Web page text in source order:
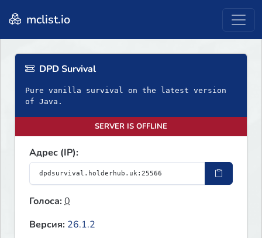
mclist.io
DPD Survival
Pure vanilla survival on the latest version
of Java.
SERVER IS OFFLINE
Адрес (IP):
Голоса:0
Версия: 26.1.2